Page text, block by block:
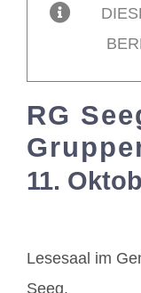
Mitglieder / Login
Kontakt
RG
11.
Lesesaal im
Seeg.